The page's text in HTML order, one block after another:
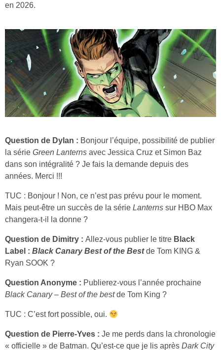
en 2026.
Question de Dylan : Bonjour l’équipe, possibilité de publier
la série Green Lanterns avec Jessica Cruz et Simon Baz
dans son intégralité ? Je fais la demande depuis des
années. Merci !!!
TUC : Bonjour ! Non, ce n’est pas prévu pour le moment.
Mais peut-être un succès de la série Lanterns sur HBO Max
changera-t-il la donne ?
Question de Dimitry : Allez-vous publier le titre Black
Label : Black Canary Best of the Best de Tom KING &
Ryan SOOK ?
Question Anonyme : Publierez-vous l’année prochaine
Black Canary – Best of the bestde Tom King ?
TUC : C’est fort possible, oui.
Question de Pierre-Yves : Je me perds dans la chronologie
« officielle » de Batman. Qu’est-ce que je lis après Dark City